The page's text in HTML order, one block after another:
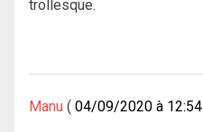
trollesque.
Manu 04/09/2020 à 12:54